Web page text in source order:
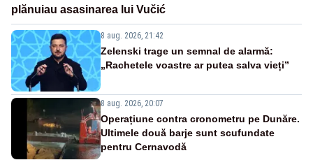
plănuiau asasinarea lui Vučić
8 aug. 2026, 21:42
Zelenski trage un semnal de alarmă:
„Rachetele voastre ar putea salva vieți”
8 aug. 2026, 20:07
Operațiune contra cronometru pe Dunăre.
Ultimele două barje sunt scufundate
pentru Cernavodă